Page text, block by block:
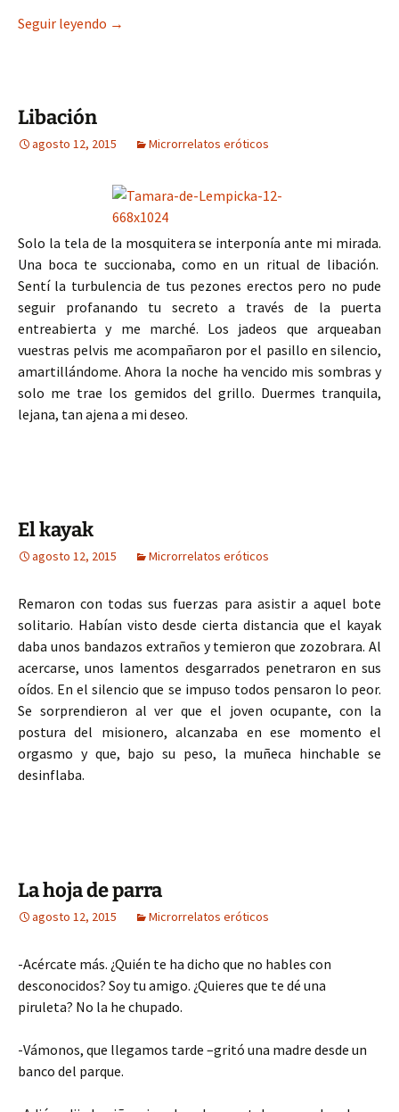
Seguir leyendo Lúbrico Leviatán
→
Libación
agosto 12, 2015 Microrrelatos eróticos
Solo la tela de la mosquitera se interponía ante mi mirada.
Una boca te succionaba, como en un ritual de libación.
Sentí la turbulencia de tus pezones erectos pero no pude
seguir profanando tu secreto a través de la puerta
entreabierta y me marché. Los jadeos que arqueaban
vuestras pelvis me acompañaron por el pasillo en silencio,
amartillándome. Ahora la noche ha vencido mis sombras y
solo me trae los gemidos del grillo. Duermes tranquila,
lejana, tan ajena a mi deseo.
El kayak
agosto 12, 2015 Microrrelatos eróticos
Remaron con todas sus fuerzas para asistir a aquel bote
solitario. Habían visto desde cierta distancia que el kayak
daba unos bandazos extraños y temieron que zozobrara. Al
acercarse, unos lamentos desgarrados penetraron en sus
oídos. En el silencio que se impuso todos pensaron lo peor.
Se sorprendieron al ver que el joven ocupante, con la
postura del misionero, alcanzaba en ese momento el
orgasmo y que, bajo su peso, la muñeca hinchable se
desinflaba.
La hoja de parra
agosto 12, 2015 Microrrelatos eróticos
-Acércate más. ¿Quién te ha dicho que no hables con
desconocidos? Soy tu amigo. ¿Quieres que te dé una
piruleta? No la he chupado.
-Vámonos, que llegamos tarde –gritó una madre desde un
banco del parque.